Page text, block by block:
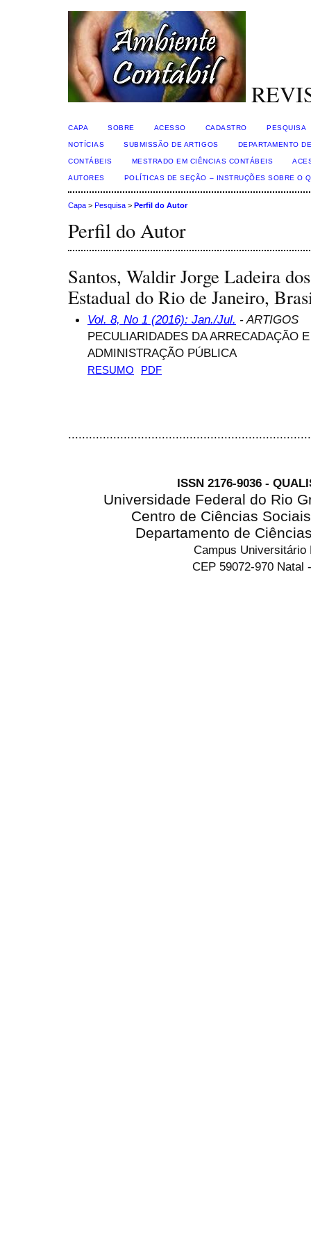
CAPA SOBRE ACESSO CADASTRO PESQUISA
NOTÍCIAS SUBMISSÃO DE ARTIGOS DEPARTAMENTO
CONTÁBEIS MESTRADO EM CIÊNCIAS CONTÁBEIS
AUTORES POLÍTICAS DE SEÇÃO – INSTRUÇÕES SOBRE O
Capa > Pesquisa > Perfil do Autor
Perfil do Autor
Santos, Waldir Jorge Ladeira
Estadual do Rio de Janeiro,
Vol. 8, No 1 (2016): Jan./Jul. - ARTIGOS
PECULIARIDADES DA ARRECADAÇÃO
ADMINISTRAÇÃO PÚBLICA
RESUMO PDF
ISSN 2176-9036 -
Universidade Federal do Rio
Centro de Ciências
Departamento de
Campus Universitário
CEP 59072-970 Natal